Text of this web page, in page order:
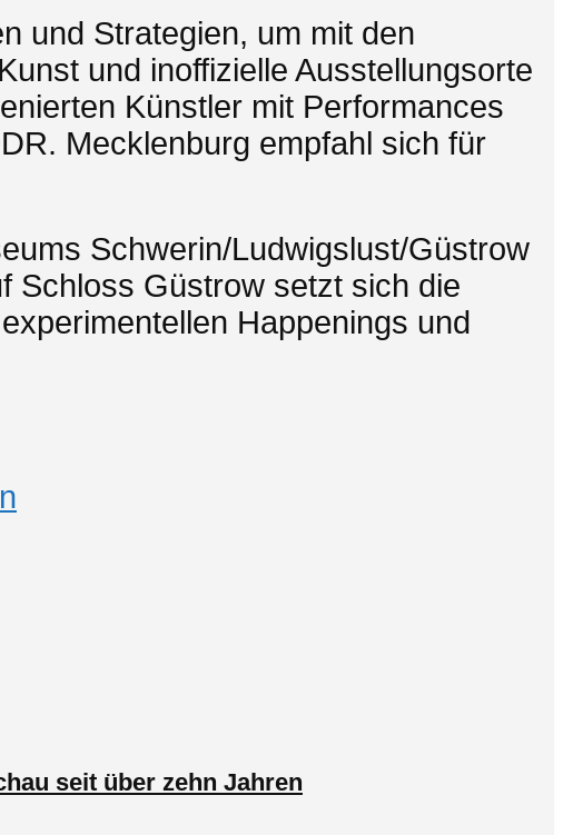
und Strategien, um mit den
und inoffizielle Ausstellungsorte
Künstler mit Performances
Mecklenburg empfahl sich für
Schwerin/Ludwigslust/Güstrow
Schloss Güstrow setzt sich die
Happenings und
seit über zehn Jahren